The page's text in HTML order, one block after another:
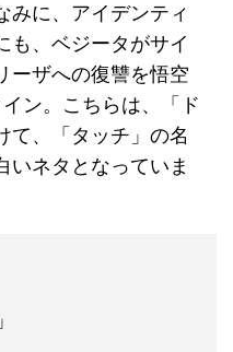
みに、アイデンティ
も、ベジータがサイ
ーザへの復讐を悟空
ン。こちらは、「ド
て、「タッチ」の名
いネタとなっていま